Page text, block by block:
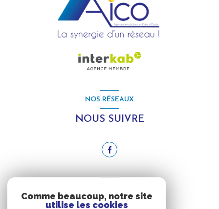
NOS RÉSEAUX
NOUS SUIVRE
NOUS ADHÉRONS
Comme beaucoup, notre site
utilise les cookies